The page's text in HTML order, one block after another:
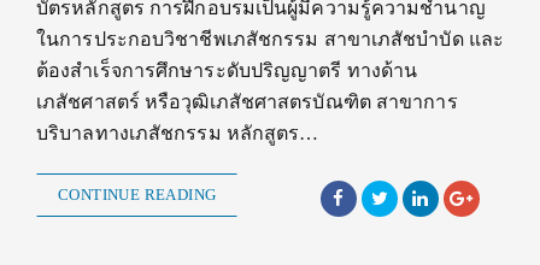
บัตรหลักสูตร การฝึกอบรมเป็นผู้มีความรู้ความชำนาญ
ในการประกอบวิชาชีพเภสัชกรรม สาขาเภสัชบำบัด และ
ต้องสำเร็จการศึกษาระดับปริญญาตรี ทางด้าน
เภสัชศาสตร์ หรือวุฒิเภสัชศาสตรบัณฑิต สาขาการ
บริบาลทางเภสัชกรรม หลักสูตร…
CONTINUE READING